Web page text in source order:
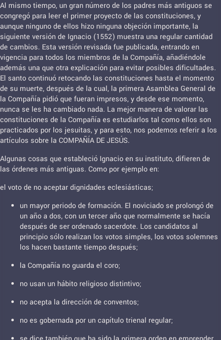
Al mismo tiempo, un gran número de los padres más antiguos se
congregó para leer el primer proyecto de las constituciones, y
aunque ninguno de ellos hizo ninguna objeción importante, la
siguiente versión de Ignacio (1552) muestra una regular cantidad
de cambios. Esta versión revisada fue publicada, entrando en
vigencia para todos los miembros de la Compañía, añadiéndole
además una que otra explicación para evitar posibles dificultades.
El santo continuó retocando las constituciones hasta el momento
de su muerte, después de la cual, la primera Asamblea General de
la Compañía pidió que fueran impresos, y desde ese momento,
nunca se les ha cambiado nada. La mejor manera de valorar las
constituciones de la Compañía es estudiarlos tal como ellos son
practicados por los jesuitas, y para esto, nos podemos referir a los
artículos sobre la COMPAÑÍA DE JESÚS.
Algunas cosas que estableció Ignacio en su instituto, difieren de
las órdenes más antiguas. Como por ejemplo en:
el voto de no aceptar dignidades eclesiásticas;
un mayor periodo de formación. El noviciado se prolongó de
un año a dos, con un tercer año que normalmente se hacía
después de ser ordenado sacerdote. Los candidatos al
principio sólo realizan los votos simples, los votos solemnes
los hacen bastante tiempo después;
la Compañía no guarda el coro;
no usan un hábito religioso distintivo;
no acepta la dirección de conventos;
no es gobernada por un capítulo trienal regular;